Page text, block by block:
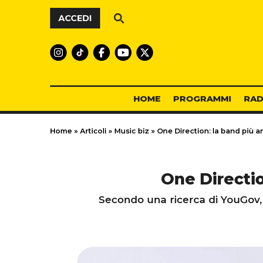
Vai al contenuto
ACCEDI
HOME PROGRAMMI
Home » Articoli » Music biz » One Direction: la band più
One
Secondo una ricerca di